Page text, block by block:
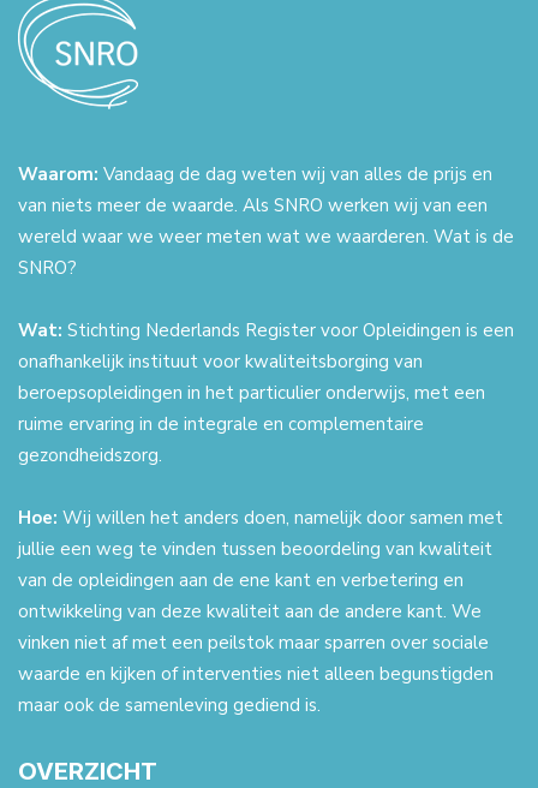
Waarom: Vandaag de dag weten wij van alles de prijs en
van niets meer de waarde. Als SNRO werken wij van een
wereld waar we weer meten wat we waarderen. Wat is de
SNRO?
Wat: Stichting Nederlands Register voor Opleidingen is een
onafhankelijk instituut voor kwaliteitsborging van
beroepsopleidingen in het particulier onderwijs, met een
ruime ervaring in de integrale en complementaire
gezondheidszorg.
Hoe: Wij willen het anders doen, namelijk door samen met
jullie een weg te vinden tussen beoordeling van kwaliteit
van de opleidingen aan de ene kant en verbetering en
ontwikkeling van deze kwaliteit aan de andere kant. We
vinken niet af met een peilstok maar sparren over sociale
waarde en kijken of interventies niet alleen begunstigden
maar ook de samenleving gediend is.
OVERZICHT